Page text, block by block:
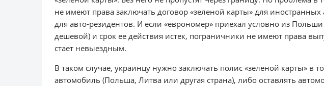
не имеют права заключать договор «зеленой карты» для иностранных
для авто-резидентов. И если «еврономер» приехал условно из
дешевой) и срок ее действия истек, пограничники не имеют права
стает невыездным.
В таком случае, украинцу нужно заключать полис «зеленой карты» в
автомобиль (Польша, Литва или другая страна), либо оставлять